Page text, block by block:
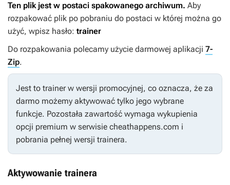
Ten plik jest w postaci spakowanego archiwum. Aby
rozpakować plik po pobraniu do postaci w której można go
użyć, wpisz hasło: trainer
Do rozpakowania polecamy użycie darmowej aplikacji 7-
Zip.
Jest to trainer w wersji promocyjnej, co oznacza, że za
darmo możemy aktywować tylko jego wybrane
funkcje. Pozostała zawartość wymaga wykupienia
opcji premium w serwisie cheathappens.com i
pobrania pełnej wersji trainera.
Aktywowanie trainera